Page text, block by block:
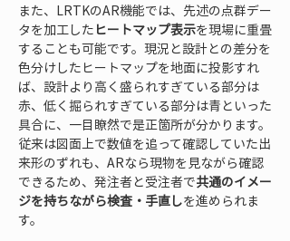
また、LRTKのAR機能では、先述の点群デー
タを加工した ヒートマップ表示を現場に重畳
することも可能です。現況と設計との差分を
色分けしたヒートマップを地面に投影すれ
ば、設計より高く盛られすぎている部分は
赤、低く掘られすぎている部分は青といった
具合に、一目瞭然で是正箇所が分かります。
従来は図面上で数値を追って確認していた出
来形のずれも、ARなら現物を見ながら確認
できるため、発注者と受注者で共通のイメー
ジを持ちながら検査・手直しを進められま
す。